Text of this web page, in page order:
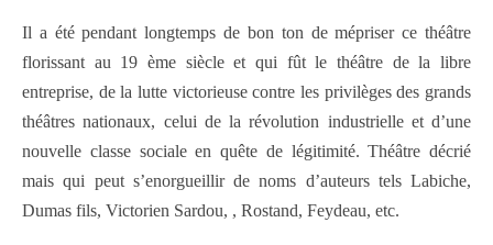
Il a été pendant longtemps de bon ton de mépriser ce théâtre
florissant au 19 ème siècle et qui fût le théâtre de la libre
entreprise, de la lutte victorieuse contre les privilèges des grands
théâtres nationaux, celui de la révolution industrielle et d’une
nouvelle classe sociale en quête de légitimité. Théâtre décrié
mais qui peut s’enorgueillir de noms d’auteurs tels Labiche,
Dumas fils, Victorien Sardou, , Rostand, Feydeau, etc.